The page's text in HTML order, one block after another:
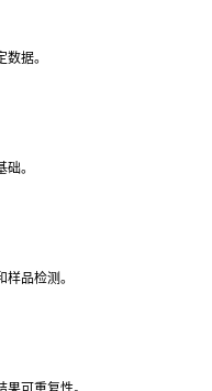
据。
。
品检测。